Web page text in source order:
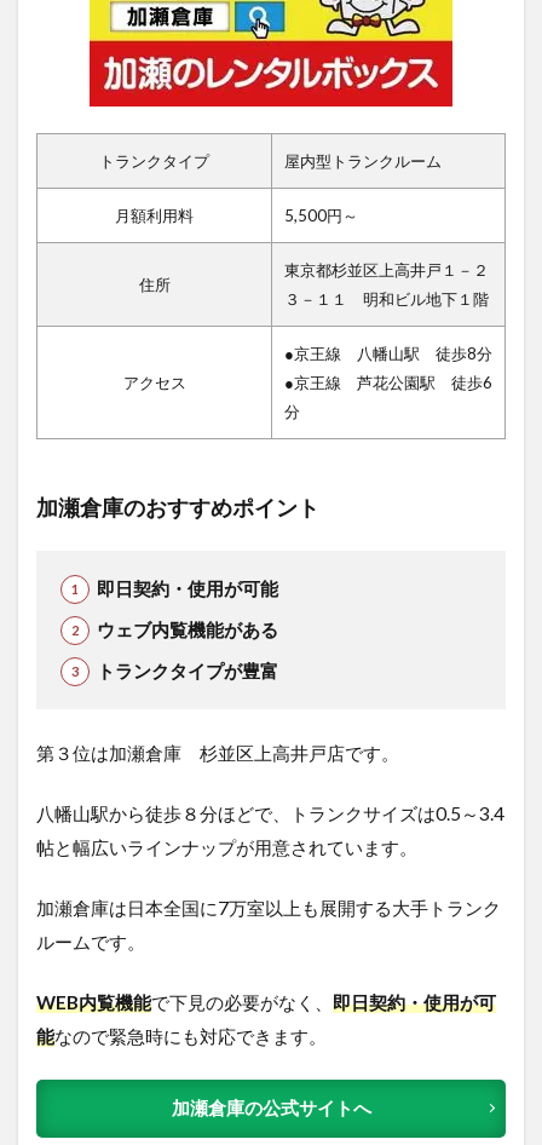
トランクタイプ 屋内型トランクルーム
月額利用料 5,500円～
住所
東京都杉並区上高井戸１－２
３－１１ 明和ビル地下１階
アクセス
●京王線 八幡山駅 徒歩8分
●京王線 芦花公園駅 徒歩6
分
加瀬倉庫のおすすめポイント
即日契約・使用が可能
ウェブ内覧機能がある
トランクタイプが豊富
第３位は加瀬倉庫 杉並区上高井戸店です。
八幡山駅から徒歩８分ほどで、トランクサイズは0.5～3.4
帖と幅広いラインナップが用意されています。
加瀬倉庫は日本全国に7万室以上も展開する大手トランク
ルームです。
WEB内覧機能で下見の必要がなく、 即日契約・使用が可
能なので緊急時にも対応できます。
加瀬倉庫の公式サイトへ